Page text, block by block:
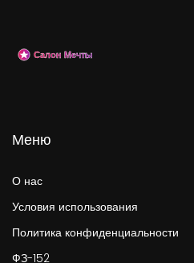
Меню
О нас
Условия использования
Политика конфиденциальности
ФЗ-152